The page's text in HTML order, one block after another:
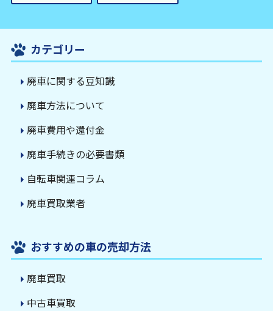
カテゴリー
廃車に関する豆知識
廃車方法について
廃車費用や還付金
廃車手続きの必要書類
自転車関連コラム
廃車買取業者
おすすめの車の売却方法
廃車買取
中古車買取